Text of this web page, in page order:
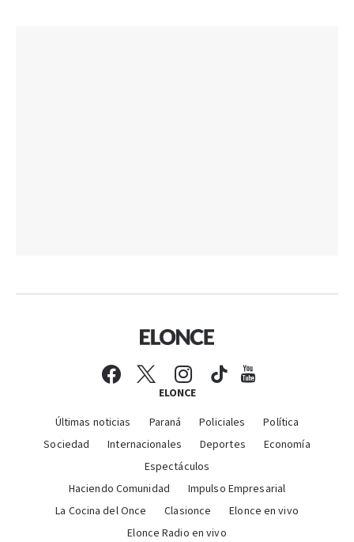
ELONCE
Últimas noticias Paraná Policiales
Política
Sociedad
Internacionales Deportes
Economía
Espectáculos
Haciendo Comunidad
Impulso Empresarial
La Cocina del Once
Clasionce
Elonce en vivo
Elonce Radio en vivo